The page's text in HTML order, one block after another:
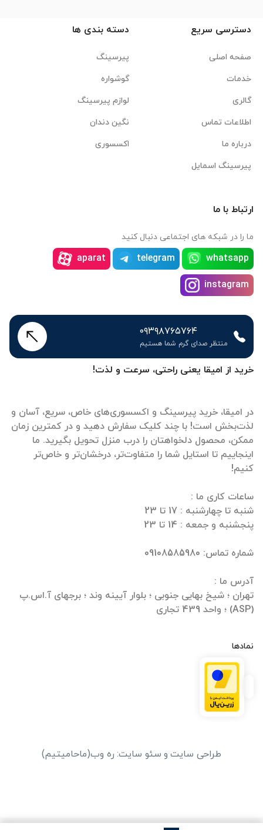
خرید از امیقا یعنی راحتی، سرعت و لذت!
در امیقا، خرید پیرسینگ و اکسسوری‌های خاص، سریع، آسان و
لذت‌بخش است! با چند کلیک سفارش دهید و در کمترین زمان
ممکن، محصول دلخواهتان را درب منزل تحویل بگیرید. ما
اینجاییم تا استایل شما را متفاوت‌تر، درخشان‌تر و خاص‌تر
تهران ؛ شیخ بهایی جنوبی ؛ بلوار آیینه وند ؛ برجهای آ.اس.پ
(ASP) ؛ واحد 439 تجاری
نمادها
دسترسی سریع
صفحه اصلی
خدمات
گالری
اطلاعات تماس
درباره ما
پیرسینگ اسمایل
دسته بندی ها
پیرسینگ
گوشواره
لوازم پیرسینگ
نگین دندان
اکسسوری
ارتباط با ما
ما را در شبکه های اجتماعی دنبال کنید
whatsapp
telegram
aparat
instagram
۰۹۳۹۸۷۶۵۷۶۴
منتظر صدای گرم شما هستیم
طراحی سایت و سئو سایت: ره وب(ماحامیتیم)